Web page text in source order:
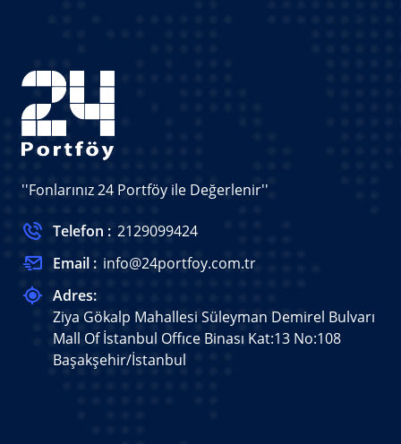
''Fonlarınız 24 Portföy ile Değerlenir''
Telefon : 2129099424
Email : info@24portfoy.com.tr
Adres:
Ziya Gökalp Mahallesi Süleyman Demirel Bulvarı
Mall Of İstanbul Offıce Binası Kat:13 No:108
Başakşehir/İstanbul